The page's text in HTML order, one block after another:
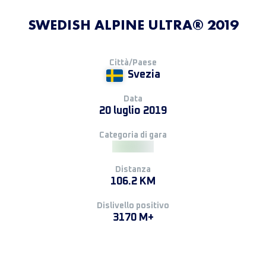
SWEDISH ALPINE ULTRA® 2019
Città/Paese
Svezia
Data
20 luglio 2019
Categoria di gara
Distanza
106.2 KM
Dislivello positivo
3170 M+